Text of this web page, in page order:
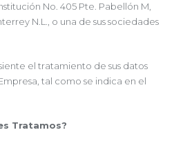
No. 405 Pte. Pabellón M,
N.L., o una de sus sociedades
el tratamiento de sus datos
tal como se indica en el
Tratamos?